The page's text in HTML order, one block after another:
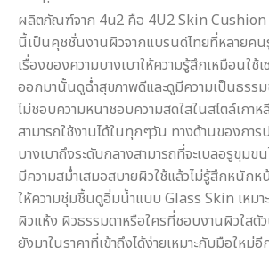
ผลิตภัณฑ์จาก 4u2 คือ 4U2 Skin Cushion
นี้เป็นคุชชั่นงานผิวจากแบรนด์ไทยที่หลายค
เรื่องของความบางเบาให้ความรู้สึกเหมือนใ
ออกมานั้นดูฉ่ำสุขภาพดีและดูมีความเป็นธรร
ไม่ชอบความหนาชอบความสดใสในสไตล์เก
สามารถใช้งานได้ในทุกๆวัน ทางด้านของกา
บางเบาถึงระดับกลางสามารถที่จะเบลอรูขุมข
มีความสม่ำเสมอสบายผิวใช้แล้วไม่รู้สึกหนักห
ให้ความชุ่มชื้นดูอิ่มน้ำแบบ Glass Skin เหม
ผิวแห้ง ผิวธรรมดาหรือใครที่ชอบงานผิวใสตั
ยังมาในราคาที่เข้าถึงได้ง่ายเหมาะกับมือใหม่อี